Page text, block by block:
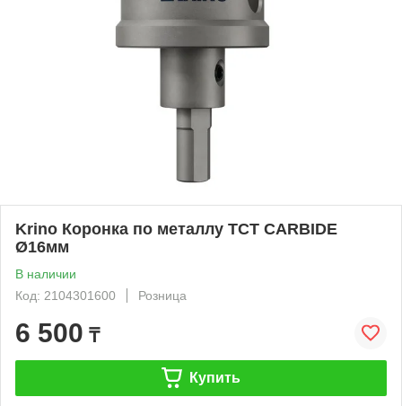
Krino Коронка по металлу TCT CARBIDE
Ø16мм
В наличии
Код: 2104301600
Розница
6 500 ₸
Купить